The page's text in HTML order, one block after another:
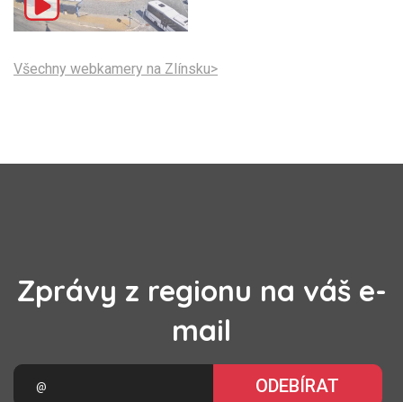
Všechny webkamery na Zlínsku>
Zprávy z regionu na váš e-
mail
ODEBÍRAT